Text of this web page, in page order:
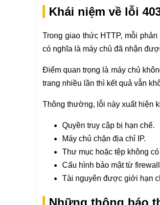
Khái niệm về lỗi
Trong giao thức HTTP, mỗi
có nghĩa là máy chủ đã nhận
Điểm quan trọng là máy chủ
trang nhiều lần thì kết quả vẫn
Thông thường, lỗi này xuất hiện
Quyền truy cập bị hạn chế.
Máy chủ chặn địa chỉ IP.
Thư mục hoặc tệp không
Cấu hình bảo mật từ
Tài nguyên được giới hạn
Những thông báo